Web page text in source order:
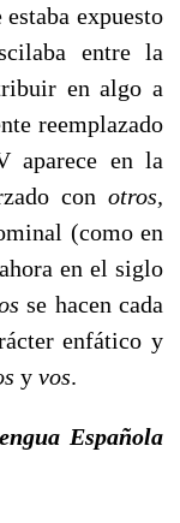
expuesto
entre la
en algo a
reemplazado
aparece en la
conotros,
(como en
ahora en el siglo
se hacen cada
enfático y
y vos.
Española